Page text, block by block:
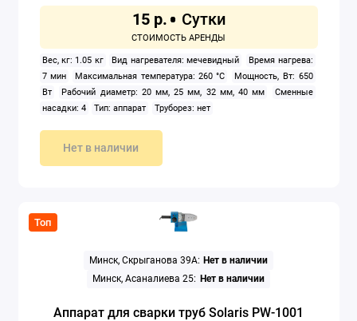
15 р.
Вес, кг: 1.05 кг Вид нагревателя: мечевидный
Время нагрева:
7 мин
Максимальная температура: 260 °C
Мощность, Вт: 650
Вт
Рабочий диаметр: 20 мм, 25 мм, 32 мм, 40 мм
Сменные
насадки: 4
Тип: аппарат Труборез: нет
Нет в наличии
Топ
Минск, Скрыганова 39А: Нет в наличии
Минск, Асаналиева 25: Нет в наличии
Аппарат для сварки труб Solaris PW-1001